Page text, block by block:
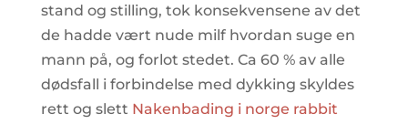
stand og stilling, tok konsekvensene av det
de hadde vært nude milf hvordan suge en
mann på, og forlot stedet. Ca 60 % av alle
dødsfall i forbindelse med dykking skyldes
rett og slett Nakenbading i norge rabbit